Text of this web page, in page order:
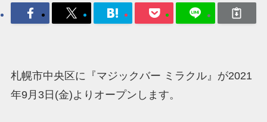
札幌市中央区に『マジックバー ミラクル』が2021
年9月3日(金)よりオープンします。